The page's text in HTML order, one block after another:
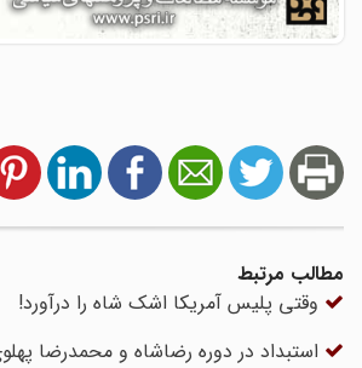
مطالب مرتبط
وقتی پلیس آمریکا اشک شاه را درآورد!
استبداد در دوره رضاشاه و محمدرضا پهلوی؛